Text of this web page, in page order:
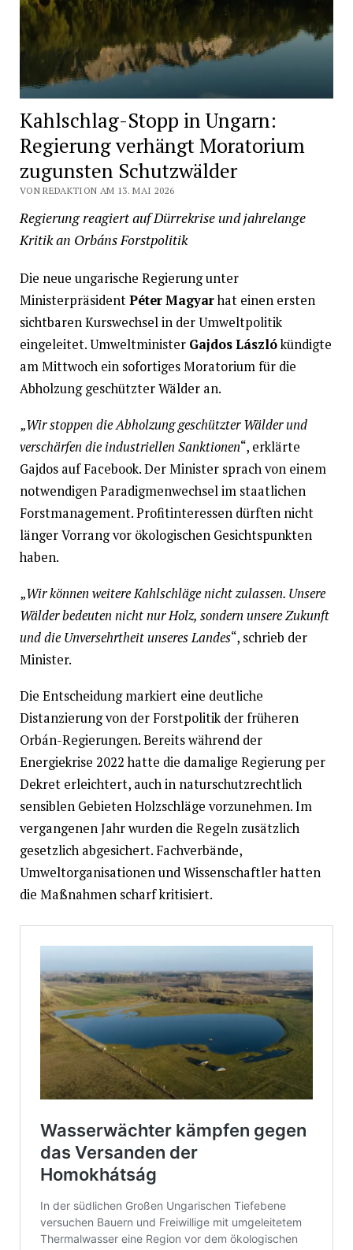
Kahlschlag-Stopp in Ungarn:
Regierung verhängt Moratorium
zugunsten Schutzwälder
VON REDAKTION AM 13. MAI 2026
Regierung reagiert auf Dürrekrise und jahrelange
Kritik an Orbáns Forstpolitik
Die neue ungarische Regierung unter
MinisterpräsidentPéter Magyarhat einen ersten
sichtbaren Kurswechsel in der Umweltpolitik
eingeleitet. Umweltminister Gajdos Lászlókündigte
am Mittwoch ein sofortiges Moratorium für die
Abholzung geschützter Wälder an.
„Wir stoppen die Abholzung geschützter Wälder und
verschärfen die industriellen Sanktionen“, erklärte
Gajdos auf Facebook. Der Minister sprach von einem
notwendigen Paradigmenwechsel im staatlichen
Forstmanagement. Profitinteressen dürften nicht
länger Vorrang vor ökologischen Gesichtspunkten
haben.
„Wir können weitere Kahlschläge nicht zulassen. Unsere
Wälder bedeuten nicht nur Holz, sondern unsere Zukunft
und die Unversehrtheit unseres Landes“, schrieb der
Minister.
Die Entscheidung markiert eine deutliche
Distanzierung von der Forstpolitik der früheren
Orbán-Regierungen. Bereits während der
Energiekrise 2022 hatte die damalige Regierung per
Dekret erleichtert, auch in naturschutzrechtlich
sensiblen Gebieten Holzschläge vorzunehmen. Im
vergangenen Jahr wurden die Regeln zusätzlich
gesetzlich abgesichert. Fachverbände,
Umweltorganisationen und Wissenschaftler hatten
die Maßnahmen scharf kritisiert.